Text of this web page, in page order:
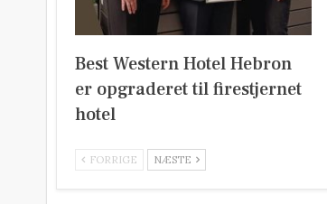
Best Western Hotel Hebron
er opgraderet til firestjernet
hotel
FORRIGE NÆSTE